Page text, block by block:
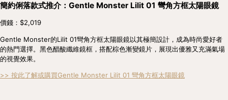
簡約俐落款式推介：Gentle Monster Lilit 01 彎角方框太陽眼鏡
價錢：$2,019
Gentle Monster的Lilit 01彎角方框太陽眼鏡以其極簡設計，成為時尚愛好者
的熱門選擇。黑色醋酸纖維鏡框，搭配棕色漸變鏡片，展現出優雅又充滿氣場
的視覺效果。
>> 按此了解或購買Gentle Monster Lilit 01 彎角方框太陽眼鏡